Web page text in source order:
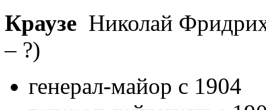
Краузе Николай
– ?)
генерал-майор с 1904